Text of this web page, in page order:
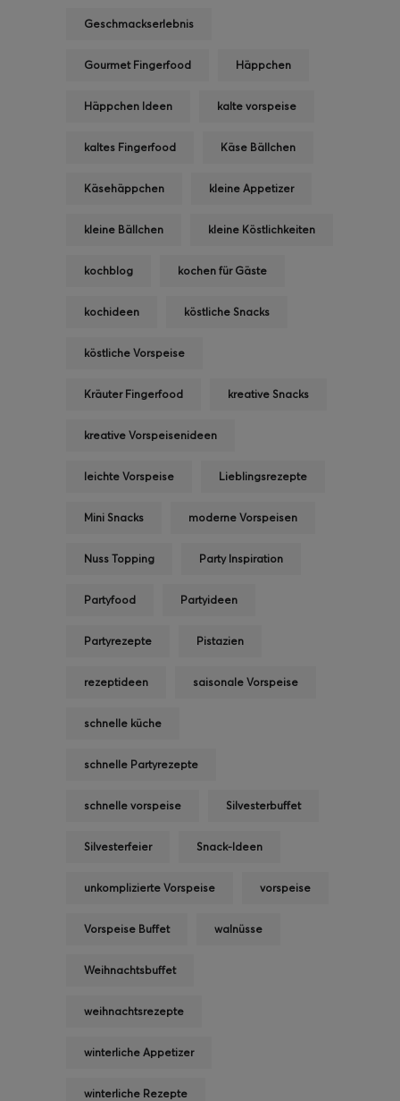
Geschmackserlebnis
Gourmet Fingerfood Häppchen
Häppchen Ideen kalte vorspeise
kaltes Fingerfood Käse Bällchen
Käsehäppchen kleine Appetizer
kleine Bällchen kleine Köstlichkeiten
kochblog kochen für Gäste
kochideen köstliche Snacks
köstliche Vorspeise
Kräuter Fingerfood kreative Snacks
kreative Vorspeisenideen
leichte Vorspeise Lieblingsrezepte
Mini Snacks moderne Vorspeisen
Nuss Topping Party Inspiration
Partyfood Partyideen
Partyrezepte Pistazien
rezeptideen saisonale Vorspeise
schnelle küche
schnelle Partyrezepte
schnelle vorspeise Silvesterbuffet
Silvesterfeier Snack-Ideen
unkomplizierte Vorspeise vorspeise
Vorspeise Buffet walnüsse
Weihnachtsbuffet
weihnachtsrezepte
winterliche Appetizer
winterliche Rezepte